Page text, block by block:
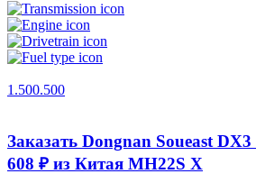
1.500.500
Заказать Dongnan Soueast DX3
608 ₽ из Китая MH22S X